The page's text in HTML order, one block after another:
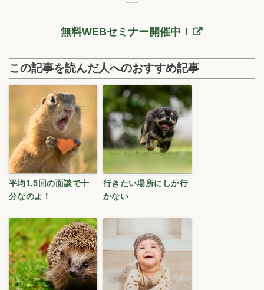
無料WEBセミナー開催中！
この記事を読んだ人へのおすすめ記事
平均1,5回の面談で十
分なのよ！
行きたい場所にしか行
かない